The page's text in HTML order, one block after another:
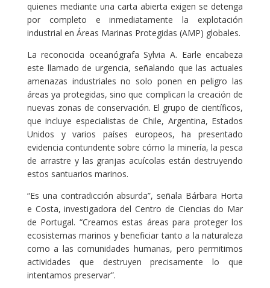
quienes mediante una carta abierta exigen se detenga
por completo e inmediatamente la explotación
industrial en Áreas Marinas Protegidas (AMP) globales.
La reconocida oceanógrafa Sylvia A. Earle encabeza
este llamado de urgencia, señalando que las actuales
amenazas industriales no solo ponen en peligro las
áreas ya protegidas, sino que complican la creación de
nuevas zonas de conservación. El grupo de científicos,
que incluye especialistas de Chile, Argentina, Estados
Unidos y varios países europeos, ha presentado
evidencia contundente sobre cómo la minería, la pesca
de arrastre y las granjas acuícolas están destruyendo
estos santuarios marinos.
“Es una contradicción absurda”, señala Bárbara Horta
e Costa, investigadora del Centro de Ciencias do Mar
de Portugal. “Creamos estas áreas para proteger los
ecosistemas marinos y beneficiar tanto a la naturaleza
como a las comunidades humanas, pero permitimos
actividades que destruyen precisamente lo que
intentamos preservar”.